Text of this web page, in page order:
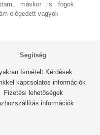
máskor is fogok
elégedett vagyok
2 éve
Segítség
Ismételt Kérdések
kapcsolatos információk
Fizetési lehetőségek
információk